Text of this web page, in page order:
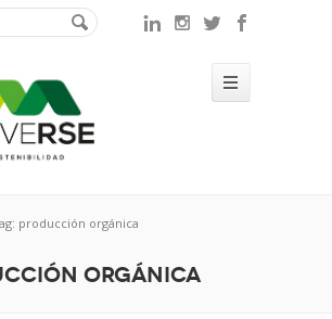
producción orgánica
orgánica